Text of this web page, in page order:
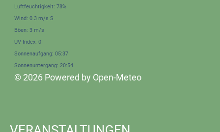
Luftfeuchtigkeit: 78%
Wind: 0.3 m/s S
Böen: 3 m/s
UV-Index: 0
Sonnenaufgang: 05:37
Sonnenuntergang: 20:54
© 2026 Powered by Open-Meteo